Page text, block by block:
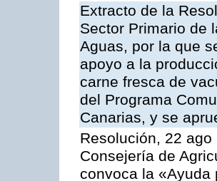
Extracto de la
Sector Primario de
Aguas, por la que
apoyo a la
carne fresca de
del Programa
Canarias, y se
Resolución, 22
Consejería de
convoca la «Ayuda